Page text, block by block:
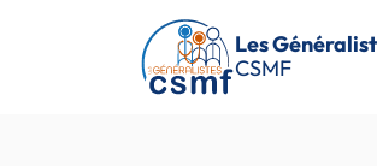
Passer au contenu principal
Les
CSMF